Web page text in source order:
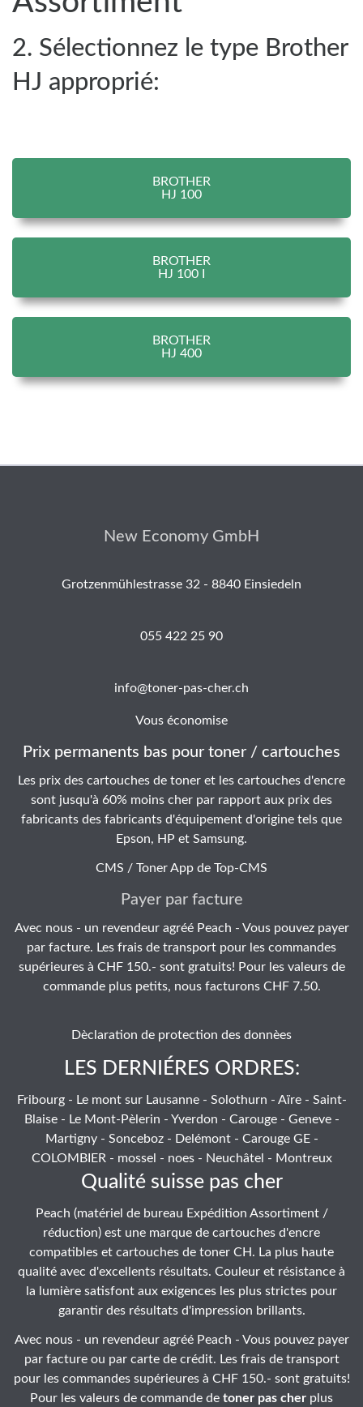
2. Sélectionnez le type Brother
HJ approprié:
BROTHER
HJ 100
BROTHER
HJ 100 I
BROTHER
HJ 400
New Economy GmbH
Grotzenmühlestrasse 32 - 8840 Einsiedeln
055 422 25 90
info@toner-pas-cher.ch
Vous économise
Prix permanents bas pour toner / cartouches
Les prix des cartouches de toner et les cartouches d'encre
sont jusqu'à 60% moins cher par rapport aux prix des
fabricants des fabricants d'équipement d'origine tels que
Epson, HP et Samsung.
CMS / Toner App de Top-CMS
Payer par facture
Avec nous - un revendeur agréé Peach - Vous pouvez payer
par facture. Les frais de transport pour les commandes
supérieures à CHF 150.- sont gratuits! Pour les valeurs de
commande plus petits, nous facturons CHF 7.50.
Dèclaration de protection des donnèes
LES DERNIÉRES ORDRES:
Fribourg - Le mont sur Lausanne - Solothurn - Aïre - Saint-
Blaise - Le Mont-Pèlerin - Yverdon - Carouge - Geneve -
Martigny - Sonceboz - Delémont - Carouge GE -
COLOMBIER - mossel - noes - Neuchâtel - Montreux
Qualité suisse pas cher
Peach (matériel de bureau Expédition Assortiment /
réduction) est une marque de cartouches d'encre
compatibles et cartouches de toner CH. La plus haute
qualité avec d'excellents résultats. Couleur et résistance à
la lumière satisfont aux exigences les plus strictes pour
garantir des résultats d'impression brillants.
Avec nous - un revendeur agréé Peach - Vous pouvez payer
par facture ou par carte de crédit. Les frais de transport
pour les commandes supérieures à CHF 150.- sont gratuits!
Pour les valeurs de commande de toner pas cher plus